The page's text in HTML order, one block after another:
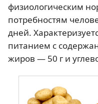
физиологическим
потребностям
дней.
питанием с
жиров — 50 г и